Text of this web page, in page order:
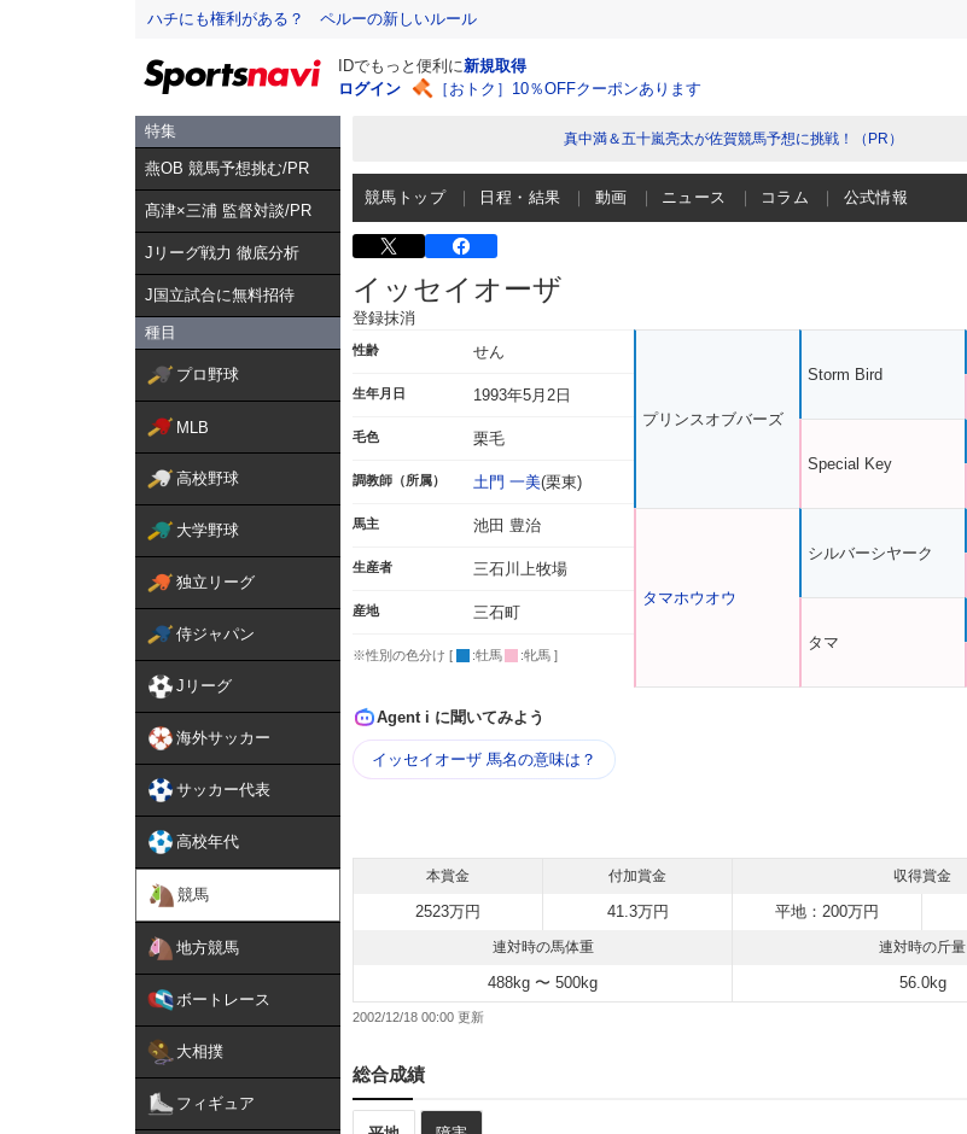
ハチにも権利がある？ ペルーの新しいルール
IDでもっと便利に新規取得
ログイン
［おトク］10％OFFクーポンあります
特集
燕OB 競馬予想挑む/PR
髙津×三浦 監督対談/PR
Jリーグ戦力 徹底分析
J国立試合に無料招待
種目
プロ野球
MLB
高校野球
大学野球
独立リーグ
侍ジャパン
Jリーグ
海外サッカー
サッカー代表
高校年代
競馬
地方競馬
ボートレース
大相撲
フィギュア
真中満＆五十嵐亮太が佐賀競馬予想に挑戦！（PR）
競馬トップ 日程・結果 動画 ニュース コラム 公式情報
イッセイオーザ
登録抹消
性齢 せん
生年月日 1993年5月2日
毛色 栗毛
調教師（所属） 土門 一美(栗東)
馬主 池田 豊治
生産者 三石川上牧場
産地 三石町
※性別の色分け [ :牡馬 :牝馬 ]
プリンスオブバーズ
タマホウオウ
Storm Bird
Special Key
シルバーシヤーク
タマ
Agent i に聞いてみよう
イッセイオーザ 馬名の意味は？
本賞金 付加賞金 収得賞金
2523万円 41.3万円 平地：200万円
連対時の馬体重 連対時の斤量
488kg 〜 500kg 56.0kg
2002/12/18 00:00
総合成績